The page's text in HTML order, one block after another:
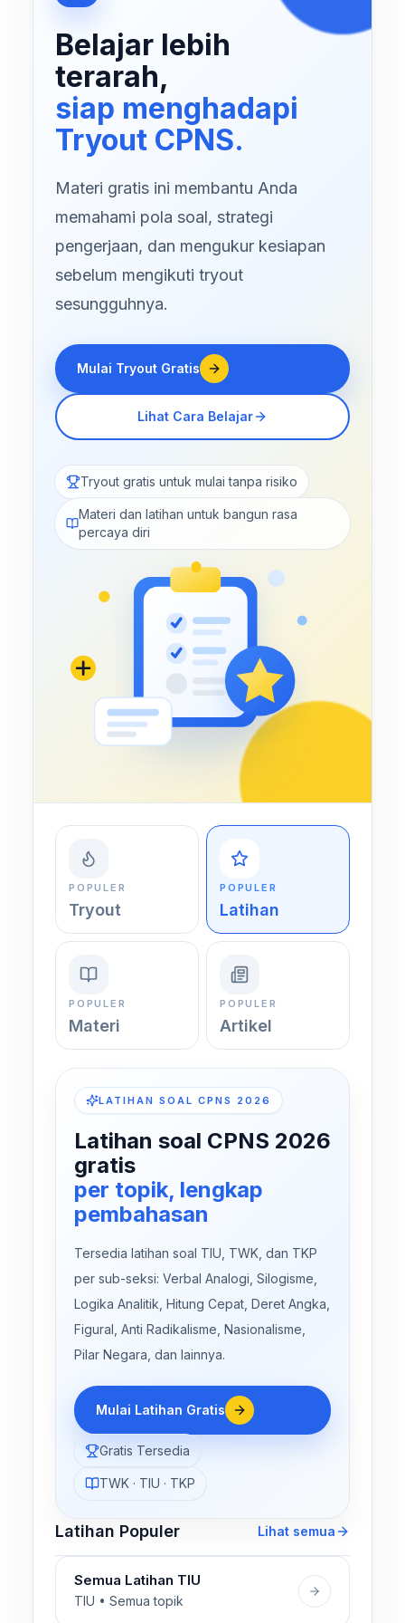
Belajar lebih
terarah,
siap menghadapi
Tryout CPNS.
Materi gratis ini membantu Anda
memahami pola soal, strategi
pengerjaan, dan mengukur kesiapan
sebelum mengikuti tryout
sesungguhnya.
Mulai Tryout Gratis
Lihat Cara Belajar
Tryout gratis untuk mulai tanpa risiko
Materi dan latihan untuk bangun rasa
percaya diri
POPULER
Tryout
POPULER
Latihan
POPULER
Materi
POPULER
Artikel
LATIHAN SOAL CPNS 2026
Latihan soal CPNS 2026
gratis
per topik, lengkap
pembahasan
Tersedia latihan soal TIU, TWK, dan TKP
per sub-seksi: Verbal Analogi, Silogisme,
Logika Analitik, Hitung Cepat, Deret Angka,
Figural, Anti Radikalisme, Nasionalisme,
Pilar Negara, dan lainnya.
Mulai Latihan Gratis
Gratis Tersedia
TWK · TIU · TKP
Latihan Populer Lihat semua
Semua Latihan TIU
TIU • Semua topik